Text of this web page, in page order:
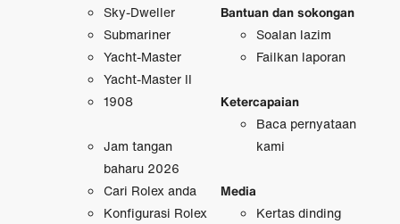
Sky-Dweller
Submariner
Yacht-Master
Yacht-Master II
1908
Jam tangan
baharu 2026
Cari Rolex anda
Konfigurasi Rolex
Bantuan dan sokongan
Soalan lazim
Failkan laporan
Ketercapaian
Baca pernyataan
kami
Media
Kertas dinding